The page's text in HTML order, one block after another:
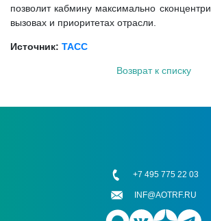
позволит кабмину максимально
вызовах и приоритетах отрасли.
Источник: ТАСС
Возврат к списку
+7 495 775 22 03
INF@AOTRF.RU